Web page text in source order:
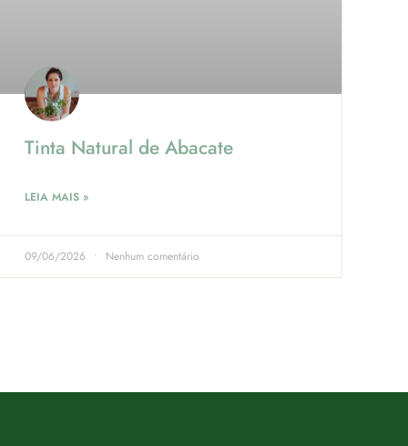
Tinta Natural de Abacate
LEIA MAIS »
09/06/2026 Nenhum comentário